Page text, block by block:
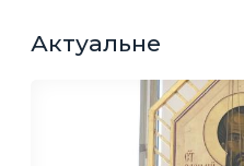
Актуальне